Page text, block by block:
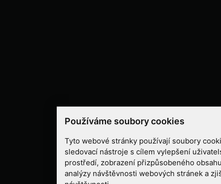
Používáme soubory cookies
Tyto webové stránky používají soubory
sledovací nástroje s cílem vylepšení
prostředí, zobrazení přizpůsobeného
analýzy návštěvnosti webových stránek a